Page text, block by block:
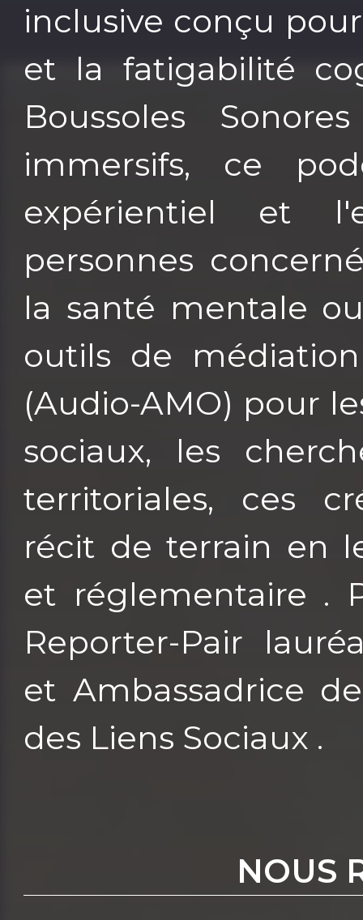
inclusive conçu
et la fatigabilité
Boussoles
immersifs, ce
expérientiel et
personnes
la santé mentale
outils de
(Audio-AMO) pour
sociaux, les
territoriales, ces
récit de terrain en
et réglementaire .
Reporter-Pair
et Ambassadrice
des Liens Sociaux .
NOUS